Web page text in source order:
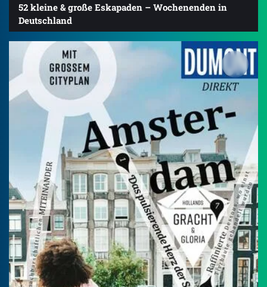
52 kleine & große Eskapaden – Wochenenden in
Deutschland